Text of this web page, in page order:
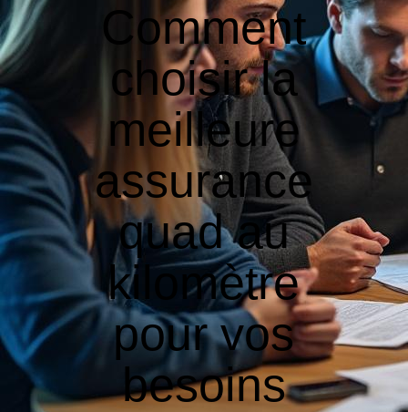
Comment
choisir la
meilleure
assurance
quad au
kilomètre
pour vos
besoins